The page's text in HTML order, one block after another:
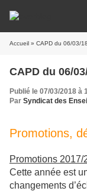
Accueil » CAPD du 06/03/18
CAPD du 06/
Publié le 07/03/2018 à
Par Syndicat des
Promotions,
Promotions 2017/
Cette année est
changements